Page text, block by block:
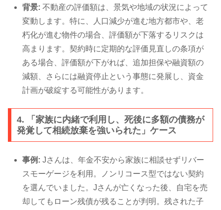
背景: 不動産の評価額は、景気や地域の状況によって
変動します。特に、人口減少が進む地方都市や、老
朽化が進む物件の場合、評価額が下落するリスクは
高まります。契約時に定期的な評価見直しの条項が
ある場合、評価額が下がれば、追加担保や融資額の
減額、さらには融資停止という事態に発展し、資金
計画が破綻する可能性があります。
4. 「家族に内緒で利用し、死後に多額の債務が
発覚して相続放棄を強いられた」ケース
事例: Jさんは、年金不安から家族に相談せずリバー
スモーゲージを利用。ノンリコース型ではない契約
を選んでいました。Jさんが亡くなった後、自宅を売
却してもローン残債が残ることが判明。残された子